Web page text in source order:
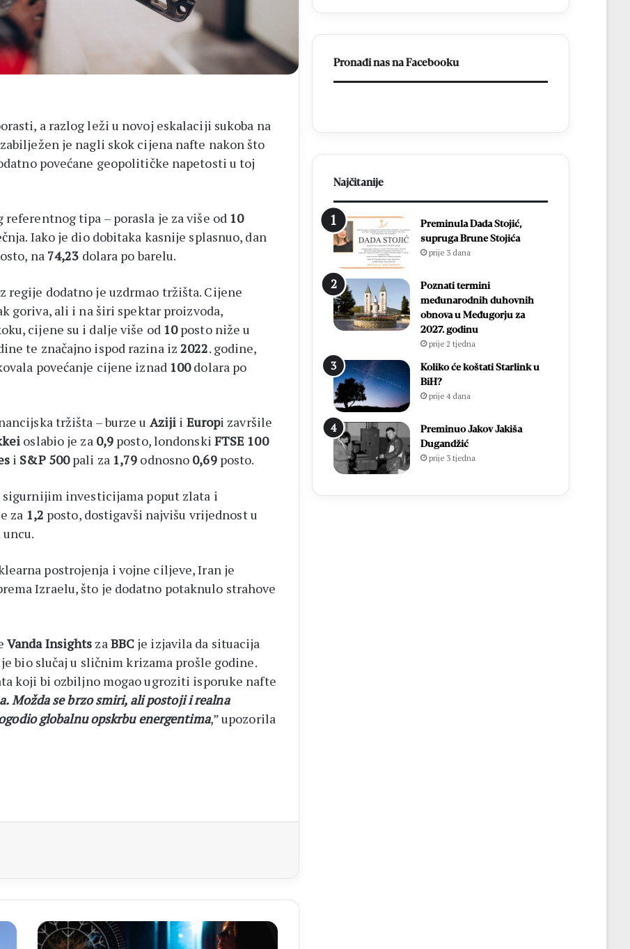
a razlog leži u novoj eskalaciji sukoba na
je nagli skok cijena nafte nakon što
povećane geopolitičke napetosti u toj
tipa – porasla je za više od 10
Iako je dio dobitaka kasnije splasnuo, dan
na 74,23 dolara po barelu.
regije dodatno je uzdrmao tržišta. Cijene
goriva, ali i na širi spektar proizvoda,
cijene su i dalje više od 10posto niže u
te značajno ispod razina iz2022. godine,
povećanje cijene iznad 100dolara po
tržišta – burze u Aziji i Europi završile
oslabio je za 0,9 posto, londonski FTSE 100
i S&P 500pali za 1,79 odnosno 0,69posto.
investicijama poput zlata i
za 1,2 posto, dostigavši najvišu vrijednost u
postrojenja i vojne ciljeve, Iran je
Izraelu, što je dodatno potaknulo strahove
Vanda Insights za BBC je izjavila da situacija
bio slučaj u sličnim krizama prošle godine.
koji bi ozbiljno mogao ugroziti isporuke nafte
Možda se brzo smiri, ali postoji i realna
globalnu opskrbu energentima,” upozorila
ETNO
SKUPINA
otvorila
prema
miru
Pronađi nas na Facebooku
Najčitanije
Preminula Dada Stojić,
supruga Brune Stojića
prije 3 dana
Poznati termini
međunarodnih duhovnih
obnova u Međugorju za
2027. godinu
prije 2 tjedna
Koliko će koštati Starlink u
BiH?
prije 4 dana
Preminuo Jakov Jakiša
Dugandžić
prije 3 tjedna